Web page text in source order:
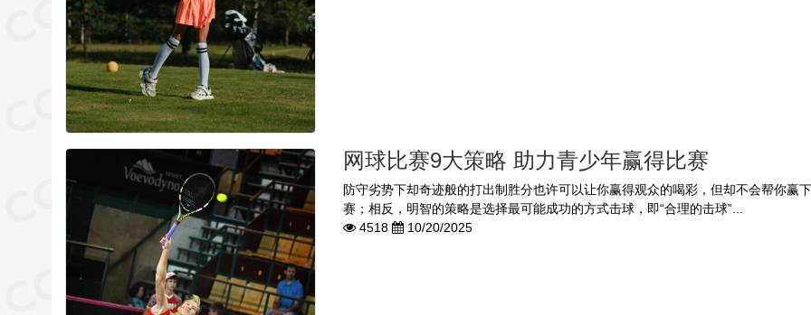
网球比赛9大策略 助力青少年赢得比赛
防守劣势下却奇迹般的打出制胜分也许可以让你赢得观众的喝彩，但却不会帮你赢
赛；相反，明智的策略是选择最可能成功的方式击球，即“合理的击球”...
4518
10/20/2025